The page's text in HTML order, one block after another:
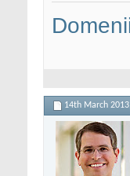
14th March 2013,